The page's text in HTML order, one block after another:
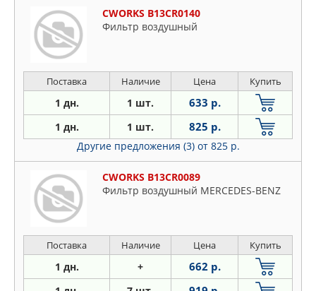
CWORKS B13CR0140
Фильтр воздушный
Поставка Наличие Цена Купить
1 дн. 1 шт. 633 р.
1 дн. 1 шт. 825 р.
Другие предложения (3) от 825 р.
CWORKS B13CR0089
Фильтр воздушный MERCEDES-BENZ
Поставка Наличие Цена Купить
1 дн. + 662 р.